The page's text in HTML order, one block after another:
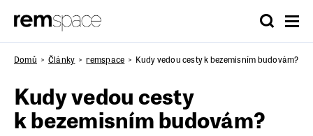
Domů Články remspace Kudy vedou cesty k bezemisním budovám?
Kudy vedou cesty
k bezemisním budovám?